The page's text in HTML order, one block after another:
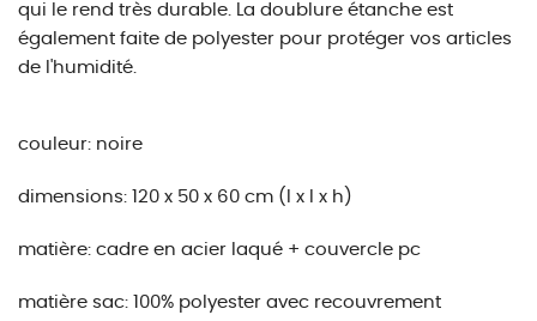
qui le rend très durable. La doublure étanche est
également faite de polyester pour protéger vos articles
de l'humidité.
couleur: noire
dimensions: 120 x 50 x 60 cm (l x l x h)
matière: cadre en acier laqué + couvercle pc
matière sac: 100% polyester avec recouvrement